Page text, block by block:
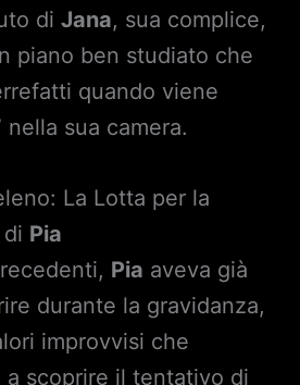
di Jana, sua complice,
piano ben studiato che
quando viene
nella sua camera.
La Lotta per la
Pia
Pia aveva già
durante la gravidanza,
improvvisi che
a scoprire il tentativo di